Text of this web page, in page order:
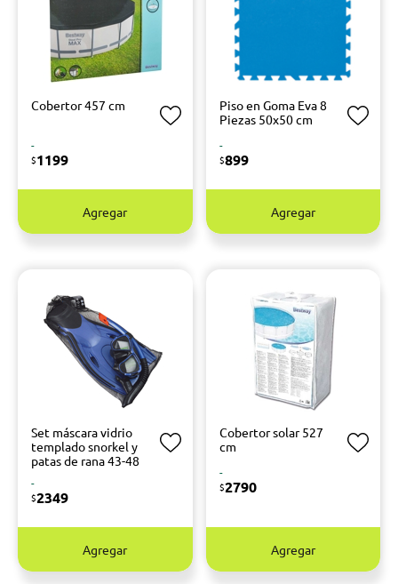
Cobertor 457 cm
-
$1199
Agregar
Piso en Goma Eva 8
Piezas 50x50 cm
-
$899
Agregar
Set máscara vidrio
templado snorkel y
patas de rana 43-48
-
$2349
Agregar
Cobertor solar 527
cm
-
$2790
Agregar